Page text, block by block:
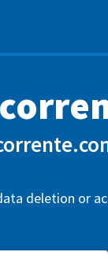
deletion or